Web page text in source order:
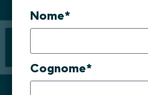
Nome*
Cognome*